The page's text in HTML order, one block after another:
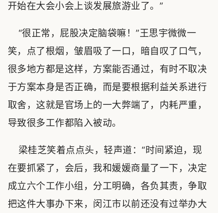
开始在大会小会上谈发展旅游业了。”
“很正常，屁股决定脑袋嘛！”王思宇微微一
笑，点了根烟，皱眉吸了一口，暗自叹了口气，
很多地方都是这样，方案能否通过，有时不取决
于方案本身是否正确，而是要根据利益关系进行
取舍，这就是官场上的一大弊端了，内耗严重，
导致很多工作都陷入被动。
梁桂芝笑着点点头，轻声道：“时间紧迫，现
在要抓紧了，会后，我和媛媛商量了一下，决定
成立六个工作小组，分工明确，各负其责，争取
把这件大事办下来，闵江市以前还没有过举办大